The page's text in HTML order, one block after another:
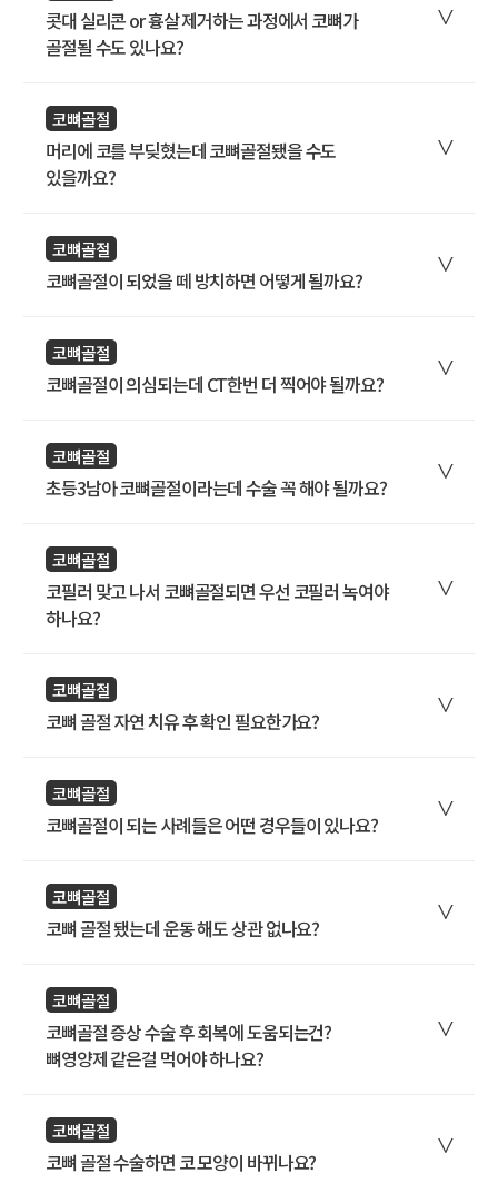
콧대 실리콘 or 흉살 제거하는 과정에서 코뼈가
골절될 수도 있나요?
코뼈골절
머리에 코를 부딪혔는데 코뼈골절됐을 수도
있을까요?
코뼈골절
코뼈골절이 되었을 떼 방치하면 어떻게 될까요?
코뼈골절
코뼈골절이 의심되는데 CT한번 더 찍어야 될까요?
코뼈골절
초등3남아 코뼈골절이라는데 수술 꼭 해야 될까요?
코뼈골절
코필러 맞고 나서 코뼈골절되면 우선 코필러 녹여야
하나요?
코뼈골절
코뼈 골절 자연 치유 후 확인 필요한가요?
코뼈골절
코뼈골절이 되는 사례들은 어떤 경우들이 있나요?
코뼈골절
코뼈 골절 됐는데 운동 해도 상관 없나요?
코뼈골절
코뼈골절 증상 수술 후 회복에 도움되는건?
뼈영양제 같은걸 먹어야 하나요?
코뼈골절
코뼈 골절 수술하면 코 모양이 바뀌나요?